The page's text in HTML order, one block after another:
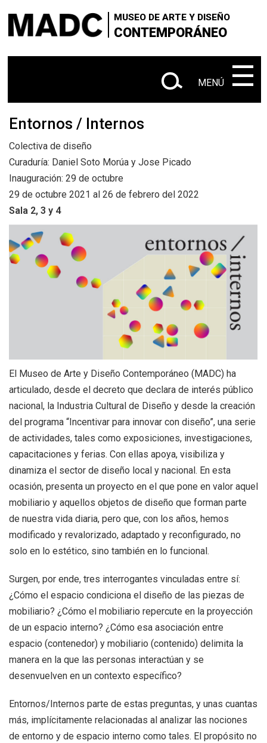
main
content
MUSEO DE ARTE Y DISEÑO
CONTEMPORÁNEO
Buscar
sitio
‌‌‌‌‌‌‌‌‌‌‌
‌‌‌‌‌‌‌‌‌‌
×
+ VISITANOS
+ SOBRE EL MADC | Administrativo
+ EXPOSICIONES | Actuales | Próximas
| Anteriores
+ SALA Ø
+ CONVOCATORIAS
+ MEDIACIÓN EDUCATIVA
+ PUBLICACIONES
DIRECTORIOS | Tiendas de diseño
MESA EJECUTIVA DE ARTES VISUALES
SALA DE PRENSA
MENÚ ☰
Entornos / Internos
Colectiva de diseño
Curaduría: Daniel Soto Morúa y Jose Picado
Inauguración: 29 de octubre
29 de octubre 2021 al 26 de febrero del 2022
Sala 2, 3 y 4
El Museo de Arte y Diseño Contemporáneo (MADC) ha
articulado, desde el decreto que declara de interés público
nacional, la Industria Cultural de Diseño y desde la creación
del programa “Incentivar para innovar con diseño”, una serie
de actividades, tales como exposiciones, investigaciones,
capacitaciones y ferias. Con ellas apoya, visibiliza y
dinamiza el sector de diseño local y nacional. En esta
ocasión, presenta un proyecto en el que pone en valor aquel
mobiliario y aquellos objetos de diseño que forman parte
de nuestra vida diaria, pero que, con los años, hemos
modificado y revalorizado, adaptado y reconfigurado, no
solo en lo estético, sino también en lo funcional.
Surgen, por ende, tres interrogantes vinculadas entre sí:
¿Cómo el espacio condiciona el diseño de las piezas de
mobiliario? ¿Cómo el mobiliario repercute en la proyección
de un espacio interno? ¿Cómo esa asociación entre
espacio (contenedor) y mobiliario (contenido) delimita la
manera en la que las personas interactúan y se
desenvuelven en un contexto específico?
Entornos/Internos parte de estas preguntas, y unas cuantas
más, implícitamente relacionadas al analizar las nociones
de entorno y de espacio interno como tales. El propósito no